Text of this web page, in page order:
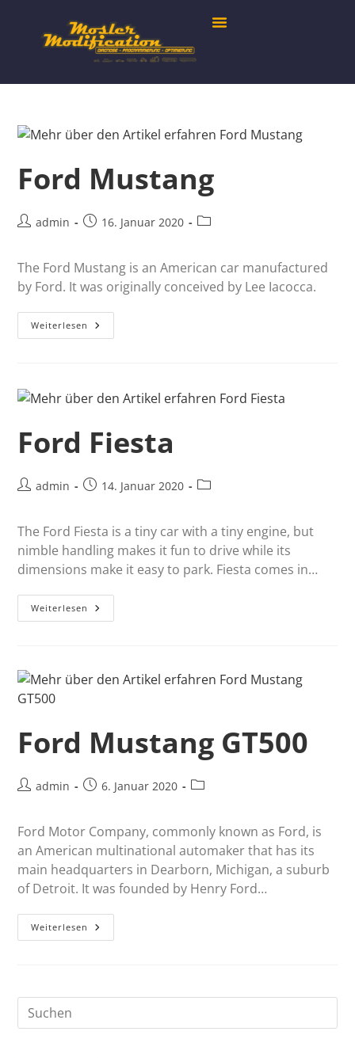
Ford Mustang
admin 16. Januar 2020
The Ford Mustang is an American car manufactured
by Ford. It was originally conceived by Lee Iacocca.
Weiterlesen
Ford Fiesta
admin 14. Januar 2020
The Ford Fiesta is a tiny car with a tiny engine, but
nimble handling makes it fun to drive while its
dimensions make it easy to park. Fiesta comes in…
Weiterlesen
Ford Mustang GT500
admin 6. Januar 2020
Ford Motor Company, commonly known as Ford, is
an American multinational automaker that has its
main headquarters in Dearborn, Michigan, a suburb
of Detroit. It was founded by Henry Ford…
Weiterlesen